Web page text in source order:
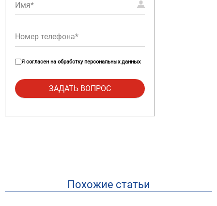
Я согласен на обработку персональных данных
Похожие статьи